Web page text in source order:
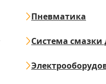
Пневматика
Система смазки